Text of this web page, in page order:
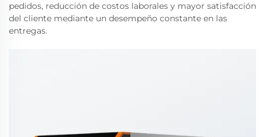
pedidos, reducción de costos laborales y mayor satisfacción
del cliente mediante un desempeño constante en las
entregas.